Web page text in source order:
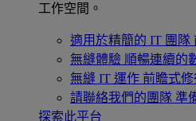
工作空間。
適用於精簡的 IT 團隊
無縫體驗 順暢連續的
無縫 IT 運作 前瞻式
請聯絡我們的團隊 準
探索此平台